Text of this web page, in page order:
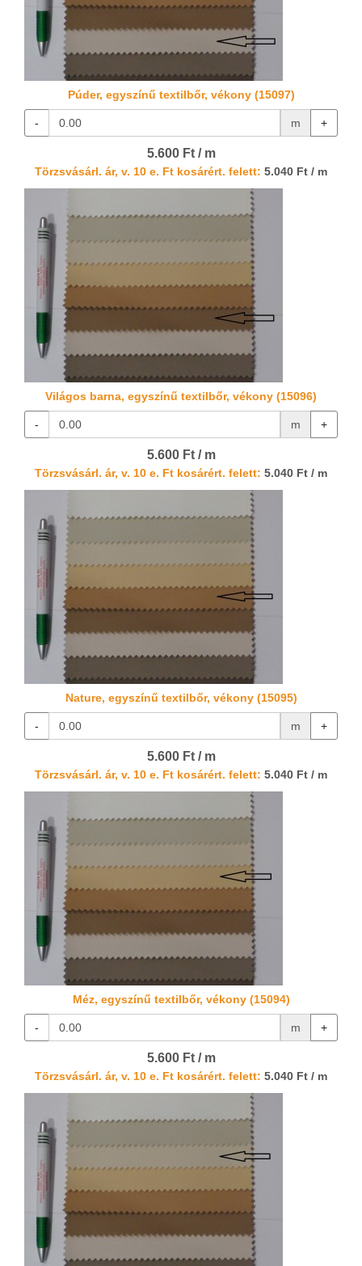
Púder, egyszínű textilbőr, vékony (15097)
- m +
5.600 Ft / m
Törzsvásárl. ár, v. 10 e. Ft kosárért. felett: 5.040 Ft / m
Világos barna, egyszínű textilbőr, vékony (15096)
- m +
5.600 Ft / m
Törzsvásárl. ár, v. 10 e. Ft kosárért. felett: 5.040 Ft / m
Nature, egyszínű textilbőr, vékony (15095)
- m +
5.600 Ft / m
Törzsvásárl. ár, v. 10 e. Ft kosárért. felett: 5.040 Ft / m
Méz, egyszínű textilbőr, vékony (15094)
- m +
5.600 Ft / m
Törzsvásárl. ár, v. 10 e. Ft kosárért. felett: 5.040 Ft / m